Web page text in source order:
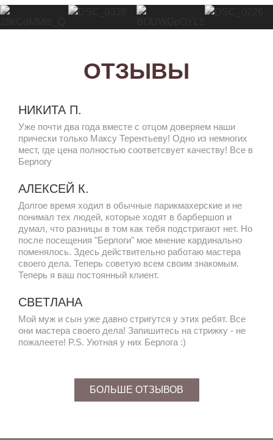
ОТЗЫВЫ
НИКИТА П.
Уже почти два года вместе с отцом доверяем наши
прически только Максу Терентьеву! Одно из немногих
мест, где цена полностью соответсвует качеству! Все в
Берлогу
АЛЕКСЕЙ К.
Долгое время ходил в обычные парикмахерские и не
понимал тех людей, которые ходят в барбершоп и
думал, что разницы в том как тебя подстригают нет. Но
после посещения "Берлоги" мое мнение кардинально
поменялось. Здесь действительно работаю мастера
своего дела. Теперь советую всем своим знакомым.
Теперь я ваш постоянный клиент.
СВЕТЛАНА
Мой муж и сын уже давно стригутся у этих ребят. Все
они мастера своего дела! Запишитесь на стрижку - не
пожалеете! P.S. Уютная у них Берлога :)
БОЛЬШЕ ОТЗЫВОВ